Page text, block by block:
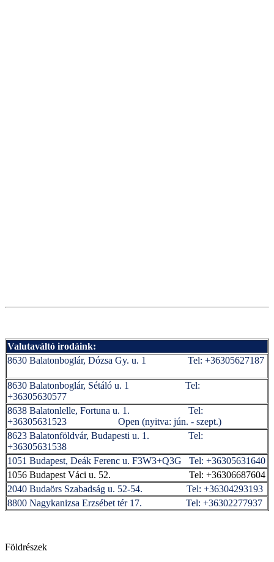
Valutaváltó irodáink:
8630 Balatonboglár, Dózsa Gy. u. 1 Tel: +36305627187
8630 Balatonboglár, Sétáló u. 1 Tel:
+36305630577
8638 Balatonlelle, Fortuna u. 1. Tel:
+36305631523 Open (nyitva: jún. - szept.)
8623 Balatonföldvár, Budapesti u. 1. Tel:
+36305631538
1051 Budapest, Deák Ferenc u. F3W3+Q3G Tel: +36305631640
1056 Budapest Váci u. 52. Tel: +36306687604
2040 Budaörs Szabadság u. 52-54. Tel: +36304293193
8800 Nagykanizsa Erzsébet tér 17. Tel: +36302277937
Földrészek